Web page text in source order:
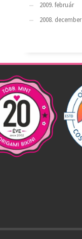
2009. február
2008. december